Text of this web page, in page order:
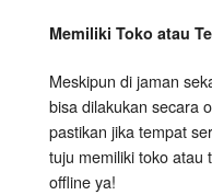
Memiliki Toko atau
Meskipun di jaman
bisa dilakukan secara
pastikan jika tempat
tuju memiliki toko atau
offline ya!